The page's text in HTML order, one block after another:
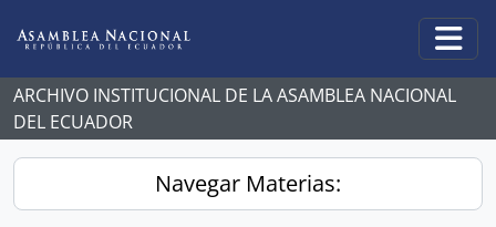
ARCHIVO INSTITUCIONAL DE LA ASAMBLEA NACIONAL
DEL ECUADOR
Navegar Materias: